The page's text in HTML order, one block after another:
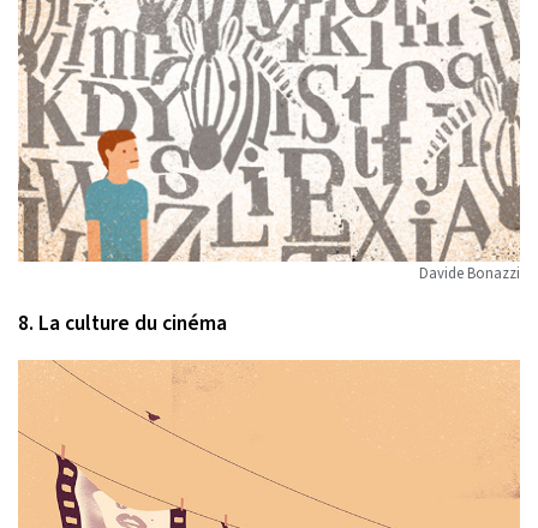
Davide Bonazzi
8. La culture du cinéma